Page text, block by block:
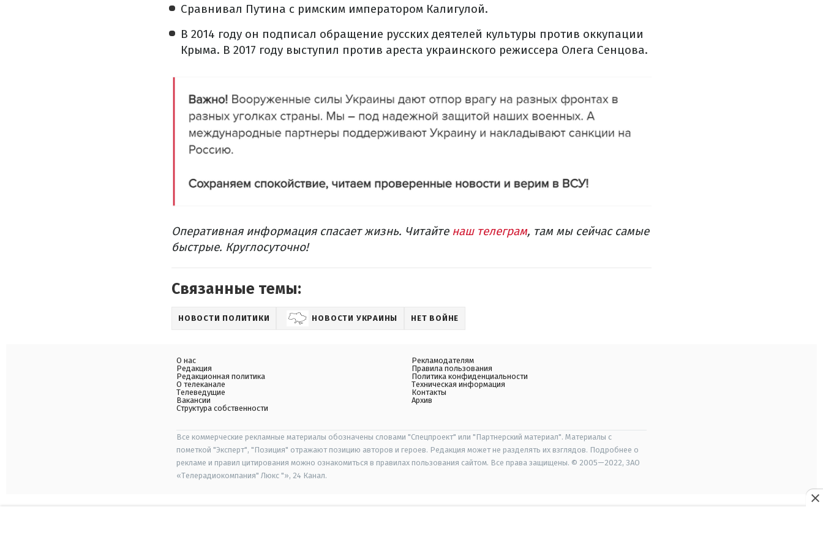
Сравнивал Путина с римским императором Калигулой.
В 2014 году он подписал обращение русских деятелей культуры против оккупации
Крыма. В 2017 году выступил против ареста украинского режиссера Олега Сенцова.
Оперативная информация спасает жизнь. Читайте наш телеграм, там мы сейчас самые
быстрые. Круглосуточно!
Связанные темы:
НОВОСТИ ПОЛИТИКИ НОВОСТИ УКРАИНЫ НЕТ ВОЙНЕ
О нас
Редакция
Редакционная политика
О телеканале
Телеведущие
Вакансии
Структура собственности
Рекламодателям
Правила пользования
Политика конфиденциальности
Техническая информация
Контакты
Архив
Все коммерческие рекламные материалы обозначены словами "Спецпроект" или "Партнерский материал". Материалы с
пометкой "Эксперт", "Позиция" отражают позицию авторов и героев. Редакция может не разделять их взглядов. Подробнее о
рекламе и правил цитирования можно ознакомиться в правилах пользования сайтом. Все права защищены. © 2005—2022, ЗАО
«Телерадиокомпания" Люкс "», 24 Канал.